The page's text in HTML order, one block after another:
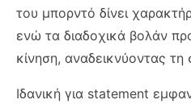
του μπορντό δίνει
ενώ τα διαδοχικά βολάν
κίνηση, αναδεικνύοντας τη
Ιδανική για statement